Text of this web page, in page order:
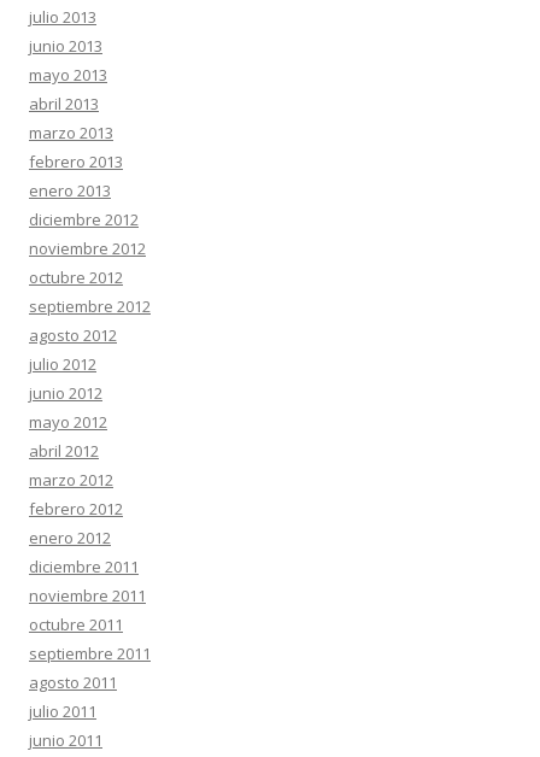
julio 2013
junio 2013
mayo 2013
abril 2013
marzo 2013
febrero 2013
enero 2013
diciembre 2012
noviembre 2012
octubre 2012
septiembre 2012
agosto 2012
julio 2012
junio 2012
mayo 2012
abril 2012
marzo 2012
febrero 2012
enero 2012
diciembre 2011
noviembre 2011
octubre 2011
septiembre 2011
agosto 2011
julio 2011
junio 2011